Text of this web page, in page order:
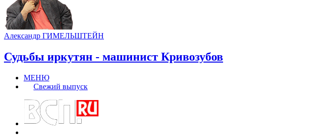
Александр ГИМЕЛЬШТЕЙН
Судьбы иркутян - машинист Кривозубов
МЕНЮ
Свежий выпуск